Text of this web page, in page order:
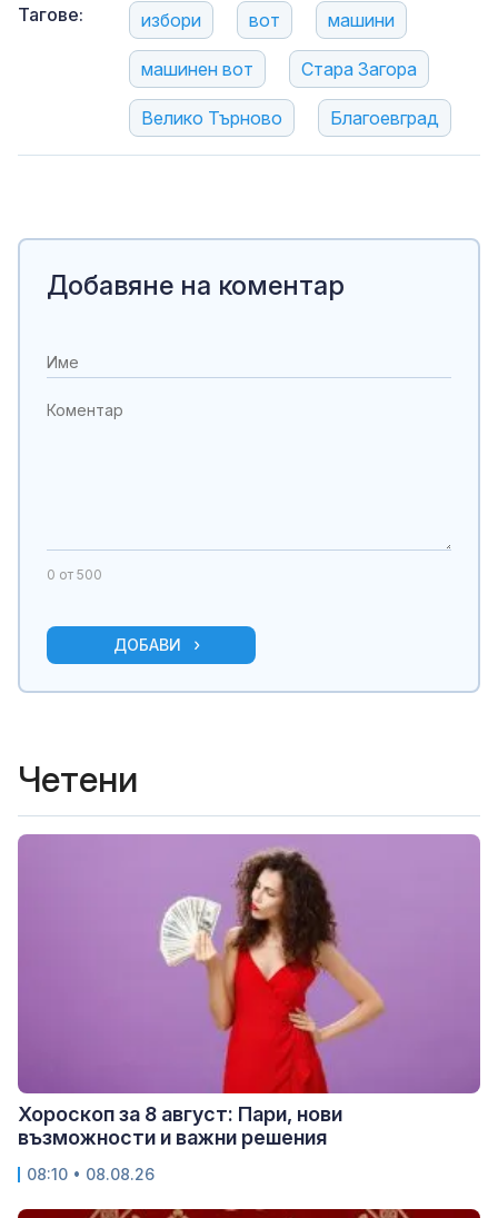
Тагове: избори вот машини
машинен вот Стара Загора
Велико Търново Благоевград
Добавяне на коментар
0 от 500
ДОБАВИ
Четени
Хороскоп за 8 август: Пари, нови
възможности и важни решения
08:10 • 08.08.26